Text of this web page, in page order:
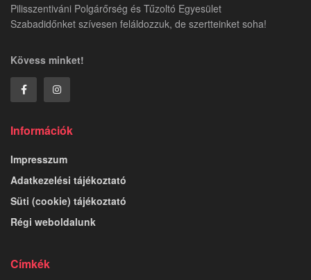
Pilisszentiváni Polgárőrség és Tűzoltó Egyesület
Szabadidőnket szívesen feláldozzuk, de szertteinket soha!
Kövess minket!
Információk
Impresszum
Adatkezelési tájékoztató
Süti (cookie) tájékoztató
Régi weboldalunk
Címkék